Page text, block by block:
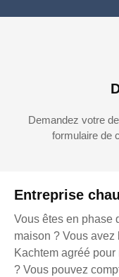
Entreprise
Vous êtes en phase
maison ? Vous
Kachtem agréé
? Vous pouvez
Demandez votre
formulaire de